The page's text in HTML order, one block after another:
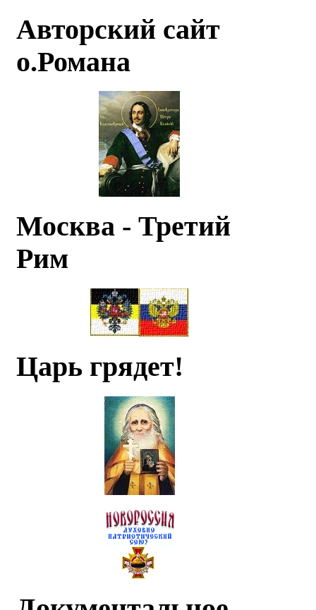
Авторский сайт
о.Романа
Москва - Третий
Рим
Царь грядет!